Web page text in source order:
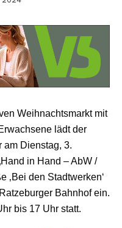
Weihnachtsmarkt mit
lädt der
am Dienstag, 3.
in Hand – AbW /
‚Bei den Stadtwerken‘
Bahnhof ein.
bis 17 Uhr statt.